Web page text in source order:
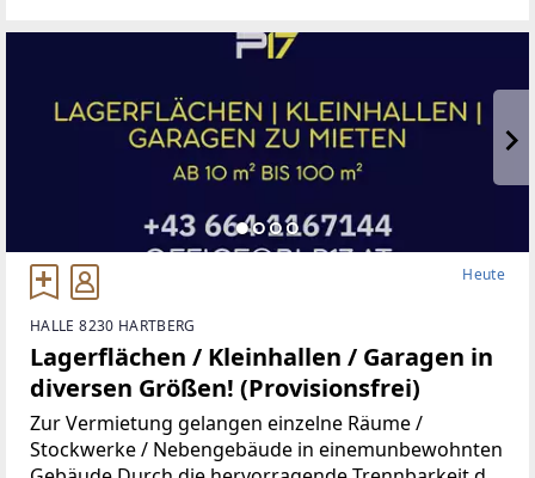
Heute
HALLE 8230 HARTBERG
Lagerflächen / Kleinhallen / Garagen in
diversen Größen! (Provisionsfrei)
Zur Vermietung gelangen einzelne Räume /
Stockwerke / Nebengebäude in einemunbewohnten